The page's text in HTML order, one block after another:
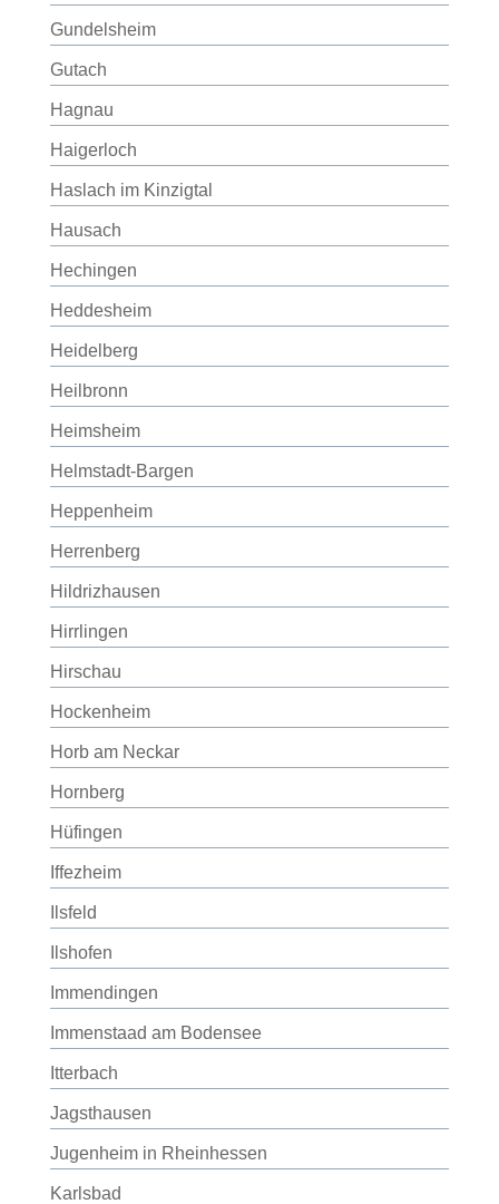
Gundelsheim
Gutach
Hagnau
Haigerloch
Haslach im Kinzigtal
Hausach
Hechingen
Heddesheim
Heidelberg
Heilbronn
Heimsheim
Helmstadt-Bargen
Heppenheim
Herrenberg
Hildrizhausen
Hirrlingen
Hirschau
Hockenheim
Horb am Neckar
Hornberg
Hüfingen
Iffezheim
Ilsfeld
Ilshofen
Immendingen
Immenstaad am Bodensee
Itterbach
Jagsthausen
Jugenheim in Rheinhessen
Karlsbad